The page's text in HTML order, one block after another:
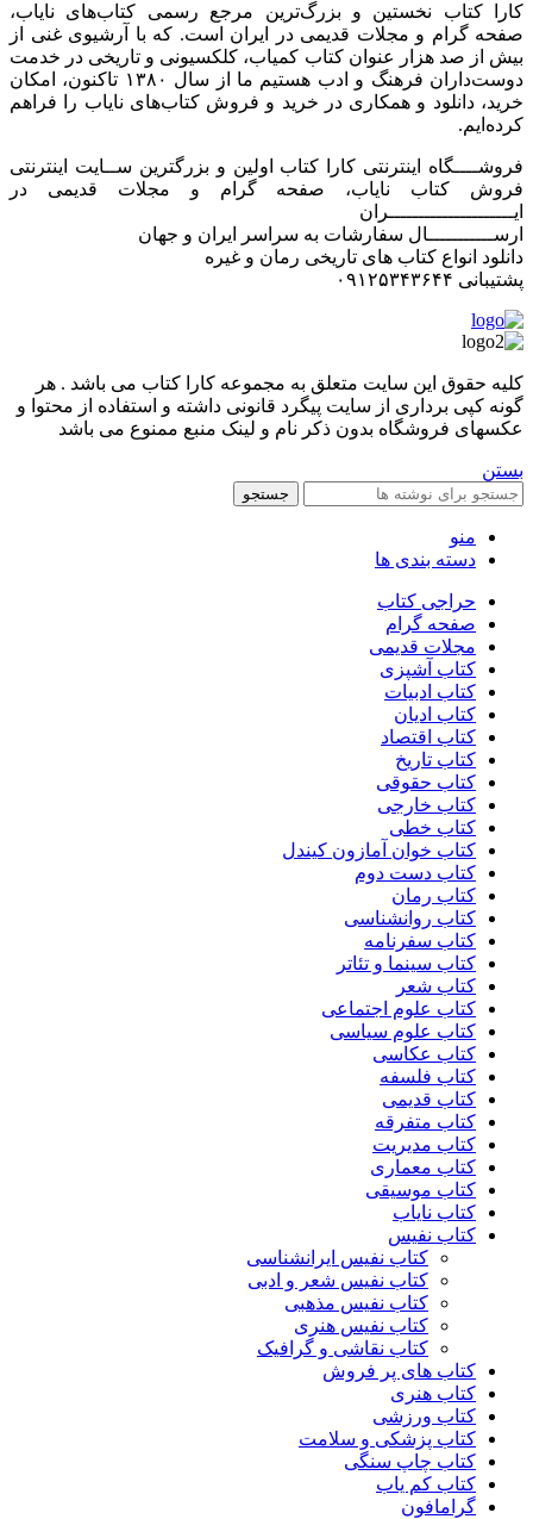
کارا کتاب نخستین و بزرگ‌ترین مرجع رسمی کتاب‌های نایاب،
صفحه گرام و مجلات قدیمی در ایران است. که با آرشیوی غنی از
بیش از صد هزار عنوان کتاب کمیاب، کلکسیونی و تاریخی در خدمت
دوست‌داران فرهنگ و ادب هستیم ما از سال ۱۳۸۰ تاکنون، امکان
خرید، دانلود و همکاری در خرید و فروش کتاب‌های نایاب را فراهم
کرده‌ایم.
فروشــــگاه اینترنتی کارا کتاب اولین و بزرگترین ســایت اینترنتی
فروش کتاب نایاب، صفحه گرام و مجلات قدیمی در
ایـــــــــــــــــــــران
ارســـــــــــال سفارشات به سراسر ایران و جهان
دانلود انواع کتاب های تاریخی رمان و غیره
پشتیبانی ۰۹۱۲۵۳۴۳۶۴۴
کليه حقوق اين سايت متعلق به مجموعه کارا کتاب می باشد . هر
گونه کپی برداری از سایت پیگرد قانونی داشته و استفاده از محتوا و
عکسهای فروشگاه بدون ذکر نام و لینک منبع ممنوع می باشد
بستن
جستجو
منو
دسته بندی ها
حراجی کتاب
صفحه گرام
مجلات قدیمی
کتاب آشپزی
کتاب ادبیات
کتاب ادیان
کتاب اقتصاد
کتاب تاریخ
کتاب حقوقی
کتاب خارجی
کتاب خطی
کتاب خوان آمازون کیندل
کتاب دست دوم
کتاب رمان
کتاب روانشناسی
کتاب سفرنامه
کتاب سینما و تئاتر
کتاب شعر
کتاب علوم اجتماعی
کتاب علوم سیاسی
کتاب عکاسی
کتاب فلسفه
کتاب قدیمی
کتاب متفرقه
کتاب مدیریت
کتاب معماری
کتاب موسیقی
کتاب نایاب
کتاب نفیس
کتاب نفیس ایرانشناسی
کتاب نفیس شعر و ادبی
کتاب نفیس مذهبی
کتاب نفیس هنری
کتاب نقاشی و گرافیک
کتاب های پر فروش
کتاب هنری
کتاب ورزشی
کتاب پزشکی و سلامت
کتاب چاپ سنگی
کتاب کم یاب
گرامافون